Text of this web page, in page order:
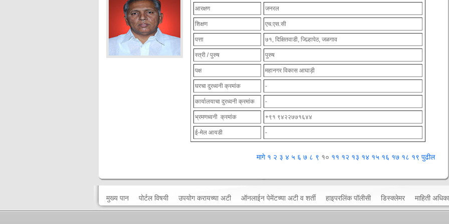
आरक्षण जनरल
शिक्षण एच.एस.सी
पत्ता ७१, दिक्षितवाडी, जिल्हापेठ, जळगाव
स्त्री / पुरुष पुरुष
पक्ष महानगर विकास आघाड़ी
घरचा दुरध्वनी क्रमांक -
कार्यालयाचा दुरध्वनी क्रमांक -
भ्रमणध्वनी क्रमांक +९१ ९४२२७७१६४४
ई-मेल आयडी -
मागे १ २ ३ ४ ५ ६ ७ ८ ९ १० ११ १२ १३ १४ १५ १६ १७ १८ १९ पुढील
मुख्य पान पोर्टल विषयी उपयोग करायच्या अटी ऑनलाईन पेमेंटच्या अटी व शर्ती हाइपरलिंक पॉलीसी डिस्क्लेमर माहिती